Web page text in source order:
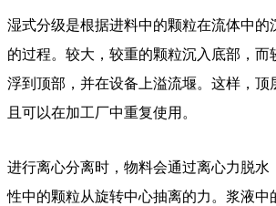
湿式分级是根据进料中的颗粒在流体中的
的过程。较大，较重的颗粒沉入底部，而
浮到顶部，并在设备上溢流堰。这样，顶
且可以在加工厂中重复使用。
进行离心分离时，物料会通过离心力脱水
性中的颗粒从旋转中心抽离的力。浆液中